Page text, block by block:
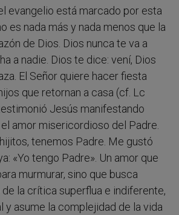
evangelio está marcado por esta
es nada más y nada menos que la
de Dios. Dios nunca te va a
a nadie. Dios te dice: vení, Dios
El Señor quiere hacer fiesta
que retornan a casa (cf. Lc
Jesús manifestando
amor misericordioso del Padre.
tenemos Padre. Me gustó
«Yo tengo Padre». Un amor que
murmurar, sino que busca
la crítica superflua e indiferente,
y asume la complejidad de la vida